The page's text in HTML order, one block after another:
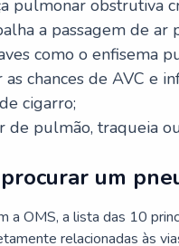
pulmonar obstrutiva
a passagem de
como o enfisema
as chances de AVC e
cigarro;
de pulmão, traqueia
um
a OMS, a lista das 10
relacionadas às